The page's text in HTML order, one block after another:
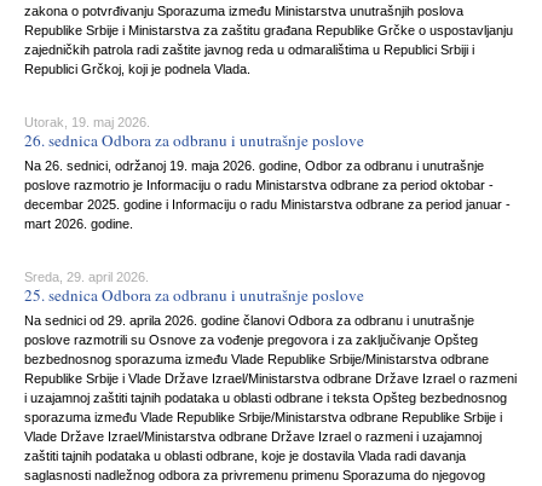
zakona o potvrđivanju Sporazuma između Ministarstva unutrašnjih poslova
Republike Srbije i Ministarstva za zaštitu građana Republike Grčke o uspostavljanju
zajedničkih patrola radi zaštite javnog reda u odmaralištima u Republici Srbiji i
Republici Grčkoj, koji je podnela Vlada.
Utorak, 19. maj 2026.
26. sednica Odbora za odbranu i unutrašnje poslove
Na 26. sednici, održanoj 19. maja 2026. godine, Odbor za odbranu i unutrašnje
poslove razmotrio je Informaciju o radu Ministarstva odbrane za period oktobar -
decembar 2025. godine i Informaciju o radu Ministarstva odbrane za period januar -
mart 2026. godine.
Sreda, 29. april 2026.
25. sednica Odbora za odbranu i unutrašnje poslove
Na sednici od 29. aprila 2026. godine članovi Odbora za odbranu i unutrašnje
poslove razmotrili su Osnove za vođenje pregovora i za zaključivanje Opšteg
bezbednosnog sporazuma između Vlade Republike Srbije/Ministarstva odbrane
Republike Srbije i Vlade Države Izrael/Ministarstva odbrane Države Izrael o razmeni
i uzajamnoj zaštiti tajnih podataka u oblasti odbrane i teksta Opšteg bezbednosnog
sporazuma između Vlade Republike Srbije/Ministarstva odbrane Republike Srbije i
Vlade Države Izrael/Ministarstva odbrane Države Izrael o razmeni i uzajamnoj
zaštiti tajnih podataka u oblasti odbrane, koje je dostavila Vlada radi davanja
saglasnosti nadležnog odbora za privremenu primenu Sporazuma do njegovog